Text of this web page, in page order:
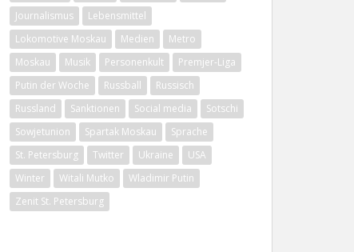
Journalismus
Lebensmittel
Lokomotive Moskau
Medien
Metro
Moskau
Musik Personenkult
Premjer-Liga
Putin der Woche
Russball
Russisch
Russland
Sanktionen Social media
Sotschi
Sowjetunion
Spartak Moskau
Sprache
St. Petersburg
Twitter Ukraine
USA
Winter
Witali Mutko
Wladimir Putin
Zenit St. Petersburg